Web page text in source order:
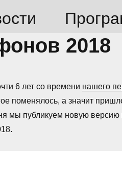
2018
6 лет со времени нашего
поменялось, а значит
мы публикуем новую